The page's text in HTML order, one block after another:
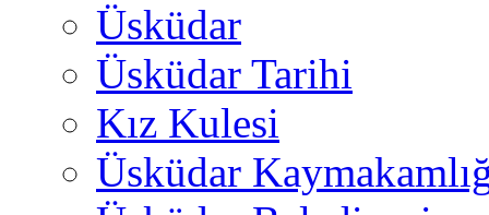
Üsküdar
Üsküdar Tarihi
Kız Kulesi
Üsküdar